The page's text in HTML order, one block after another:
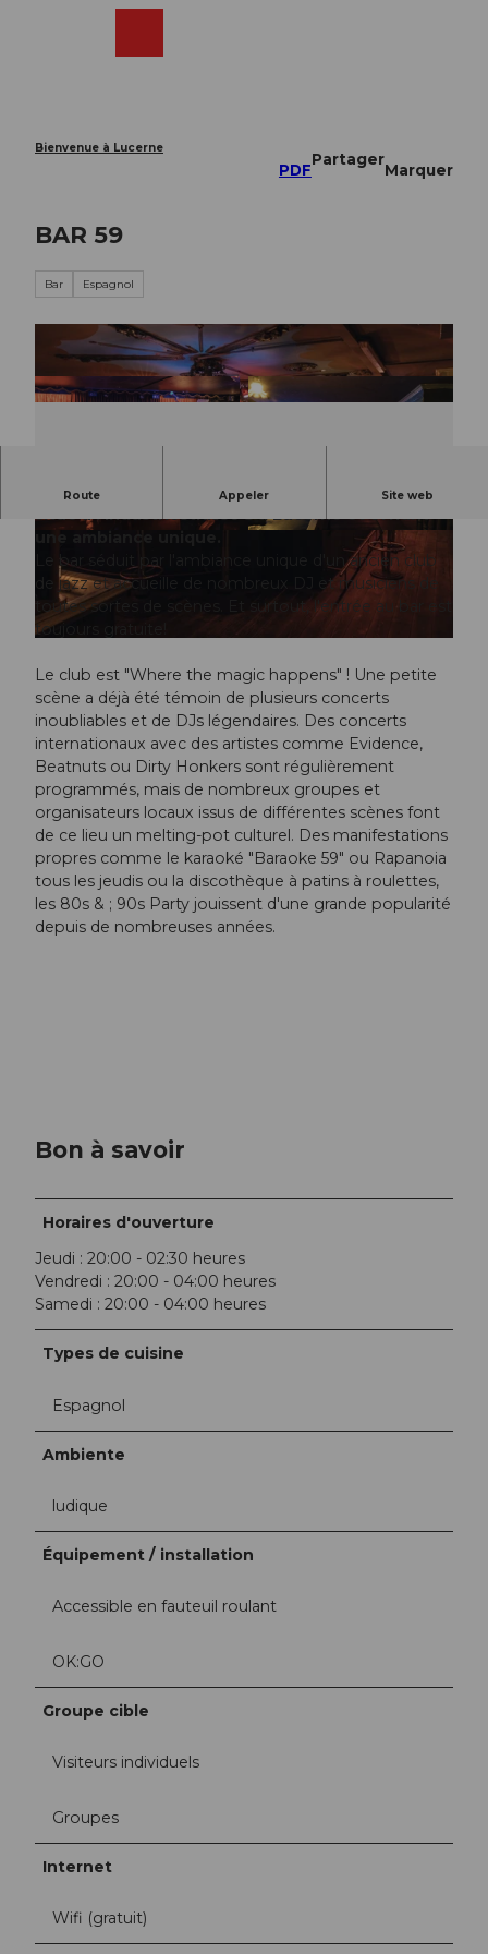
Bienvenue à Lucerne
PDF
Partager
Marquer
BAR 59
Bar Espagnol
© BAR 59 & BZ-Fotografie | CC-BY-NC-ND
Route Appeler Site web
Le BAR59 est un magnifique bar musical & ; club
situé à l'Industriestrasse 5 à Lucerne et offrant
Le bar séduit par l'ambiance unique d'un ancien club
de jazz et accueille de nombreux DJ et musiciens de
toutes sortes de scènes. Et surtout, l'entrée au bar est
toujours gratuite!
Le club est "Where the magic happens" ! Une petite
scène a déjà été témoin de plusieurs concerts
inoubliables et de DJs légendaires. Des concerts
internationaux avec des artistes comme Evidence,
Beatnuts ou Dirty Honkers sont régulièrement
programmés, mais de nombreux groupes et
organisateurs locaux issus de différentes scènes font
de ce lieu un melting-pot culturel. Des manifestations
propres comme le karaoké "Baraoke 59" ou Rapanoia
tous les jeudis ou la discothèque à patins à roulettes,
les 80s & ; 90s Party jouissent d'une grande popularité
depuis de nombreuses années.
Bon à savoir
Horaires d'ouverture
Jeudi : 20:00 - 02:30 heures
Vendredi : 20:00 - 04:00 heures
Samedi : 20:00 - 04:00 heures
Types de cuisine
Espagnol
Ambiente
ludique
Équipement / installation
Accessible en fauteuil roulant
OK:GO
Groupe cible
Visiteurs individuels
Groupes
Internet
Wifi (gratuit)